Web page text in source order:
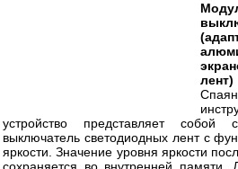
лент)
устройство представляет собой
выключатель светодиодных лент с
яркости. Значение уровня яркости